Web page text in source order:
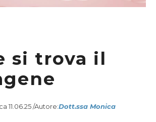
si trova il
11.06.25 /Autore:Dott.ssa Monica